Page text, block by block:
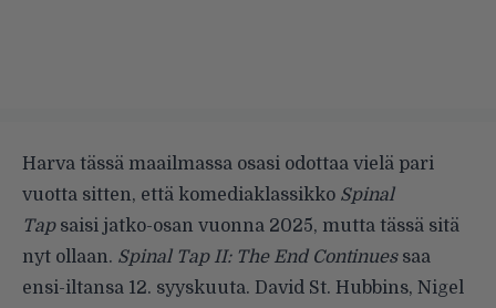
Harva tässä maailmassa osasi odottaa vielä pari
vuotta sitten, että komediaklassikko Spinal
Tapsaisi jatko-osan vuonna 2025, mutta tässä sitä
nyt ollaan. Spinal Tap II: The End Continuessaa
ensi-iltansa 12. syyskuuta. David St. Hubbins, Nigel